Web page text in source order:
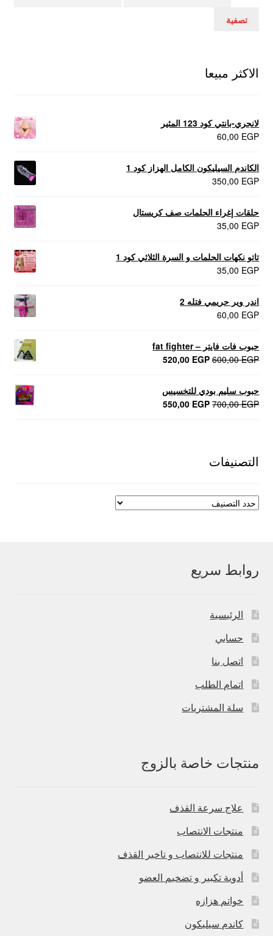
تصفية
الاكثر مبيعا
لانجري-بانتي كود 123 المثير
60,00 EGP
الكاندم السيليكون الكامل الهزاز كود 1
350,00 EGP
حلقات إغراء الحلمات صف كريستال
35,00 EGP
تاتو نكهات الحلمات و السرة الثلاثي كود 1
35,00 EGP
اندر وير حريمي فتله 2
60,00 EGP
حبوب فات فايتر – fat fighter
600,00EGP
السعر
600,00 EGP.
520,00 EGP
السعر
520,00 EGP.
حبوب سليم بودي للتخسيس
700,00EGP
السعر550,00 EGP
السعر
التصنيفات
روابط سريع
الرئيسية
حسابي
اتصل بنا
اتمام الطلب
سلة المشتريات
منتجات خاصة بالزوج
علاج سرعة القذف
منتجات الانتصاب
منتجات للانتصاب و تاخير القذف
أدوية تكبير و تضخيم العضو
خواتم هزازه
كاندم سيليكون